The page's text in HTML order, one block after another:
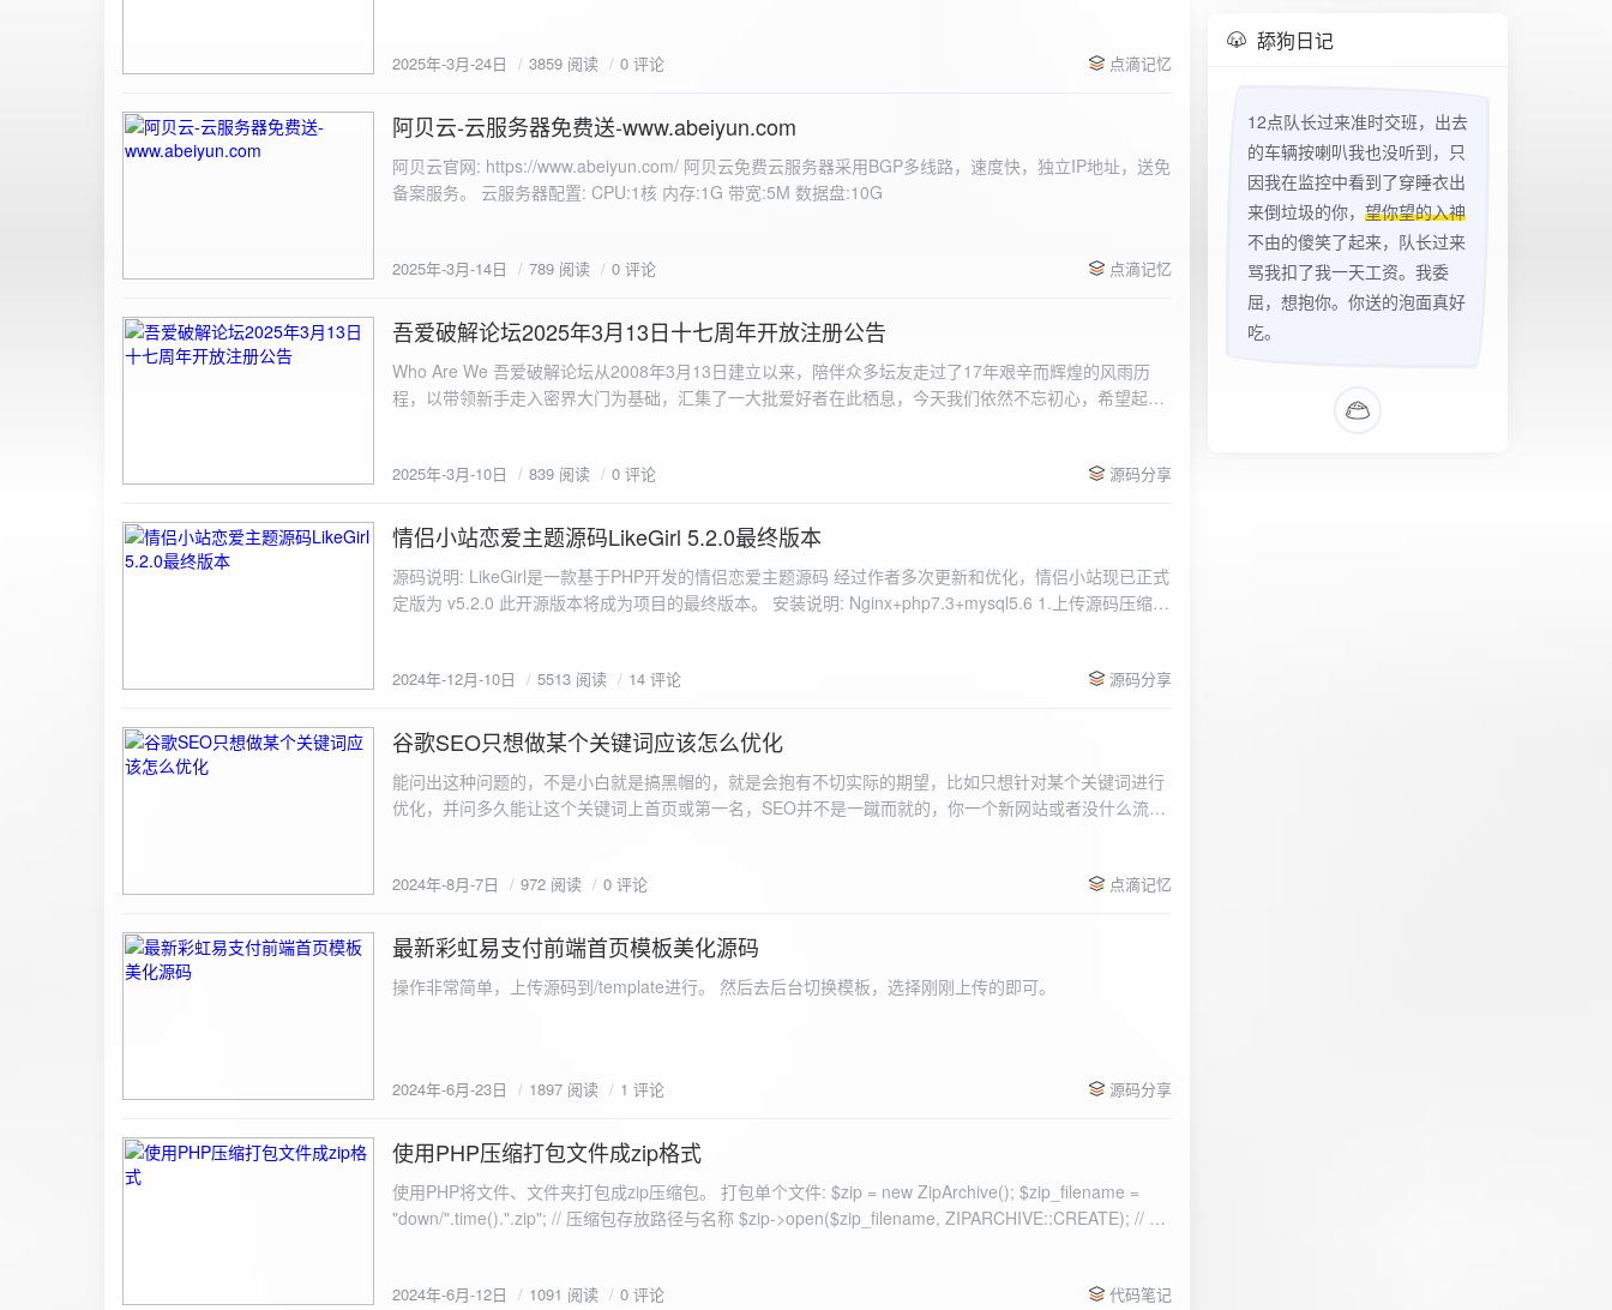
document.getElementById('uploadForm'); const resultDiv = document.getElementById('result'); const
e.preventDefault(); const fileInput = document.getElementById('fileInput'); const file = fileInput.files[0]; if
(!file) { resultDiv.innerHTML = '<p class="error">请先选择文件！</p>'; return; } const formData = new
FormData(); formData.append('file', file); const xhr = new XMLHttpRequest(); xhr.open('POST',
'https://api.xinyew.cn/api/360tc', true); // 监听上传进度事件 xhr.upload.onprogress = function(event) { if
Math.round(percentComplete) + '%'; } }; xhr.onload = function() { if (xhr.status === 200) { const data =
图片链接: <a href="${data.data.url}" target="_blank">${data.data.url}</a></p> <p>图片文件名:
${data.data.imgFile}</p> <img src="${data.data.url}" alt="上传的图片" class="uploaded-image" /> `; }
else { resultDiv.innerHTML = `<p class="error">${data.error}</p>`; } } else { resultDiv.innerHTML = `<p
class="error">请求失败：${xhr.statusText}</p>`; } }; xhr.onerror = function() { resultDiv.innerHTML =
2025年-3月-24日 3859 阅读 0 评论 点滴记忆
2025-3-14
阿贝云-云服务器免费送-www.abeiyun.com
阿贝云官网: https://www.abeiyun.com/ 阿贝云免费云服务器采用BGP多线路，速度快，独立IP地址，送免
备案服务。 云服务器配置: CPU:1核 内存:1G 带宽:5M 数据盘:10G
2025年-3月-14日 789 阅读 0 评论 点滴记忆
2025-3-10
吾爱破解论坛2025年3月13日十七周年开放注册公告
Who Are We 吾爱破解论坛从2008年3月13日建立以来，陪伴众多坛友走过了17年艰辛而辉煌的风雨历
程，以带领新手走入密界大门为基础，汇集了一大批爱好者在此栖息，今天我们依然不忘初心，希望起到
严格的处理措施。在您注册前，请认真阅读注册须知以及社区的总版规，以便更好地适应和享受我们的社
www.52pojie.cn
2025年-3月-10日 839 阅读 0 评论 源码分享
2024-12-10
情侣小站恋爱主题源码LikeGirl 5.2.0最终版本
源码说明: LikeGirl是一款基于PHP开发的情侣恋爱主题源码 经过作者多次更新和优化，情侣小站现已正式
定版为 v5.2.0 此开源版本将成为项目的最终版本。 安装说明: Nginx+php7.3+mysql5.6 1.上传源码压缩包
2024年-12月-10日 5513 阅读 14 评论 源码分享
2024-8-7
谷歌SEO只想做某个关键词应该怎么优化
能问出这种问题的，不是小白就是搞黑帽的，就是会抱有不切实际的期望，比如只想针对某个关键词进行
优化，并问多久能让这个关键词上首页或第一名，SEO并不是一蹴而就的，你一个新网站或者没什么流量
2024年-8月-7日 972 阅读 0 评论 点滴记忆
2024-6-23
最新彩虹易支付前端首页模板美化源码
操作非常简单，上传源码到/template进行。 然后去后台切换模板，选择刚刚上传的即可。
2024年-6月-23日 1897 阅读 1 评论 源码分享
2024-6-12
使用PHP压缩打包文件成zip格式
使用PHP将文件、文件夹打包成zip压缩包。 打包单个文件: $zip = new ZipArchive(); $zip_filename =
"down/".time().".zip"; // 压缩包存放路径与名称 $zip->open($zip_filename, ZIPARCHIVE::CREATE); // 打
数可以改为 basename("img/logon2.png),也就是原文件所在的路径 $zip-
2024年-6月-12日 1091 阅读 0 评论 代码笔记
舔狗日记
12点队长过来准时交班，出去
的车辆按喇叭我也没听到，只
因我在监控中看到了穿睡衣出
来倒垃圾的你， 望你望的入神
不由的傻笑了起来，队长过来
骂我扣了我一天工资。我委
屈，想抱你。你送的泡面真好
吃。